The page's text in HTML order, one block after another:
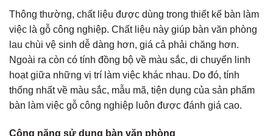
Thông thường, chất liệu được dùng trong thiết kế bàn làm
việc là gỗ công nghiệp. Chất liệu này giúp bàn văn phòng
lau chùi vệ sinh dễ dàng hơn, giá cả phải chăng hơn.
Ngoài ra còn có tính đồng bộ về màu sắc, di chuyển linh
hoạt giữa những vị trí làm việc khác nhau. Do đó, tính
thống nhất về màu sắc, mẫu mã, tiện dụng của sản phẩm
bàn làm việc gỗ công nghiệp luôn được đánh giá cao.
Công năng sử dụng bàn văn phòng